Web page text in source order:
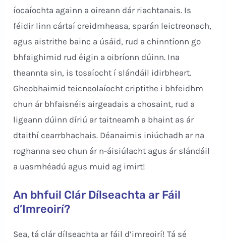
íocaíochta againn a oireann dár riachtanais. Is
féidir linn cártaí creidmheasa, sparán leictreonach,
agus aistrithe bainc a úsáid, rud a chinntíonn go
bhfaighimid rud éigin a oibríonn dúinn. Ina
theannta sin, is tosaíocht í slándáil idirbheart.
Gheobhaimid teicneolaíocht criptithe i bhfeidhm
chun ár bhfaisnéis airgeadais a chosaint, rud a
ligeann dúinn díriú ar taitneamh a bhaint as ár
dtaithí cearrbhachais. Déanaimis iniúchadh ar na
roghanna seo chun ár n-áisiúlacht agus ár slándáil
a uasmhéadú agus muid ag imirt!
An bhfuil Clár Dílseachta ar Fáil
d’Imreoirí?
Sea, tá clár dílseachta ar fáil d’imreoirí! Tá sé